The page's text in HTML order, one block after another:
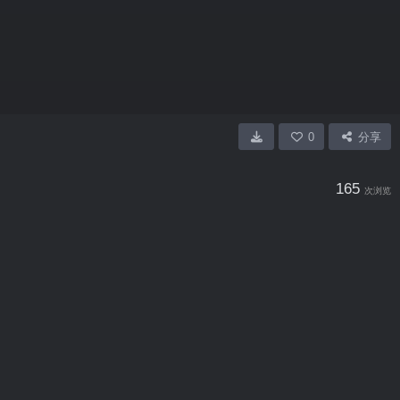
0 分享
165 次浏览